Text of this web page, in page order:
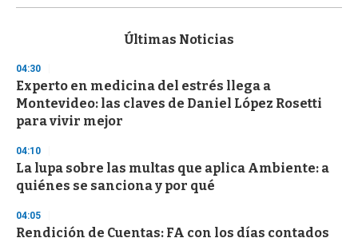
s
d
s
o
f
3
s
e
c
o
d
s
Últimas Noticias
04:30
Experto en medicina del estrés llega a
Montevideo: las claves de Daniel López Rosetti
para vivir mejor
04:10
La lupa sobre las multas que aplica Ambiente: a
quiénes se sanciona y por qué
04:05
Rendición de Cuentas: FA con los días contados